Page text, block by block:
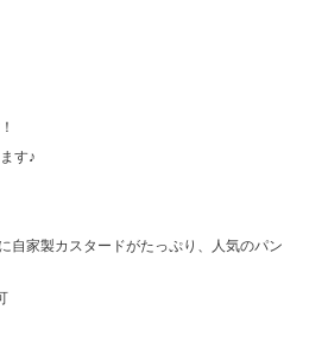
す♪
自家製カスタードがたっぷり、人気のパン